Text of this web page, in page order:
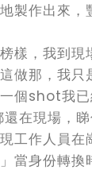
製作出來，
樣，我到
做那，我只
個shot我
在現場，
工作人員在
當身份轉換